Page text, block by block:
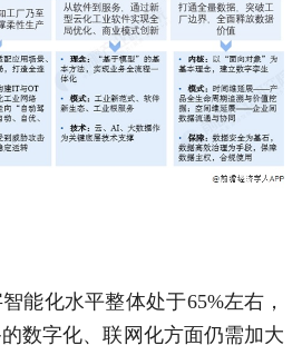
能化水平整体处于65%左右，
数字化、联网化方面仍需加大